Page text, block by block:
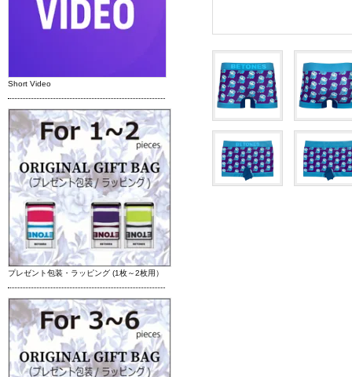
Short Video
プレゼント包装・ラッピング (1枚～2枚用）